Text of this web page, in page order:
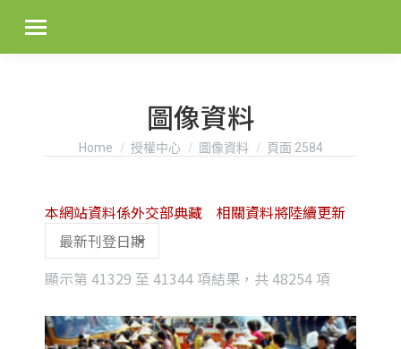
圖像資料
You are here:
Home 授權中心 圖像資料 頁面 2584
顯示第 41329 至 41344 項結果，共 48254 項
latest
本網站資料係外交部典藏 相關資料將陸續更新